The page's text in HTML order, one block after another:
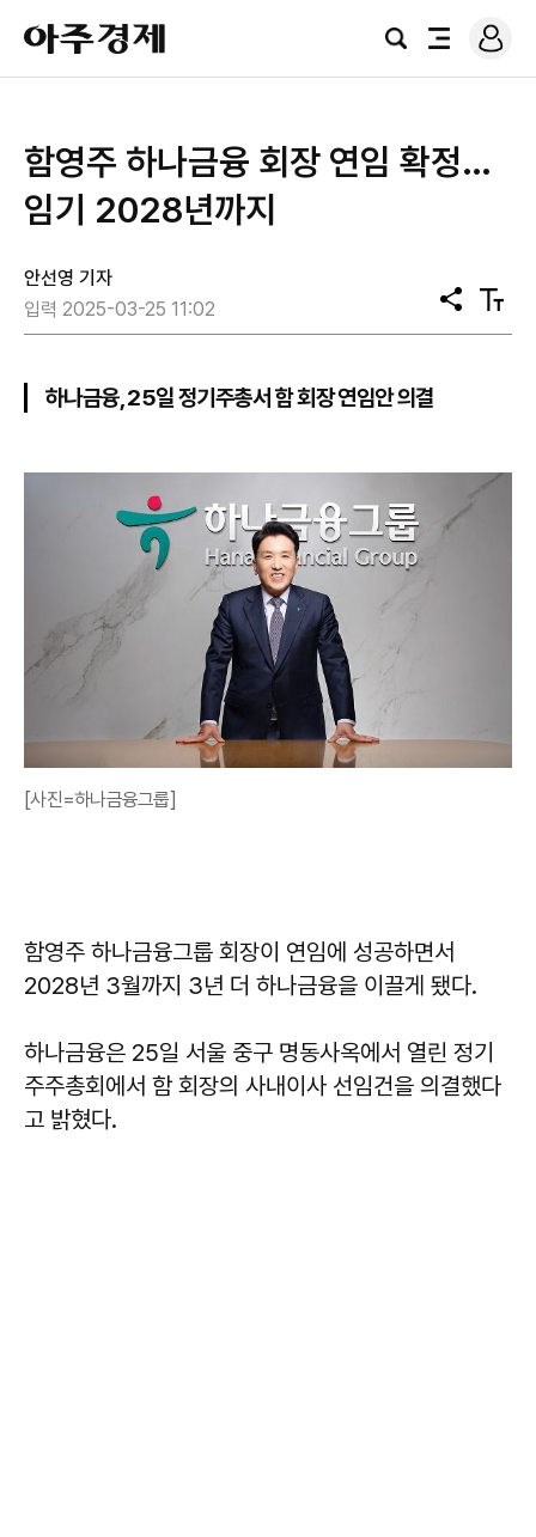
아
주
경
검
전
로
그
함영주 하나금융 회장 연임 확정…
임기 2028년까지
안선영 기자
입력 2025-03-25 11:02
공
유
텍
스
하나금융, 25일 정기주총서 함 회장 연임안 의결
[사진=하나금융그룹]
함영주 하나금융그룹 회장이 연임에 성공하면서
2028년 3월까지 3년 더 하나금융을 이끌게 됐다.
하나금융은 25일 서울 중구 명동사옥에서 열린 정기
주주총회에서 함 회장의 사내이사 선임건을 의결했다
고 밝혔다.